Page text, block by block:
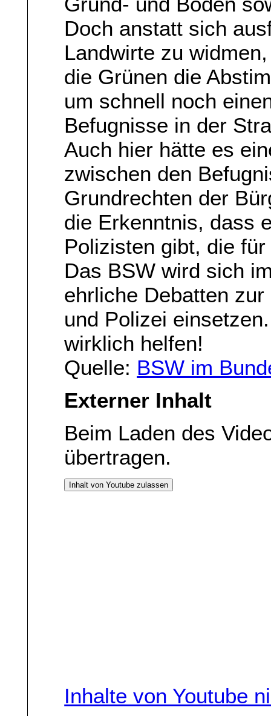
Doch anstatt sich
Landwirte zu
die Grünen die
um schnell noch
Befugnisse in der
Auch hier hätte es
zwischen den
Grundrechten der
die Erkenntnis, dass
Polizisten gibt, die
Das BSW wird sich
ehrliche Debatten
und Polizei
wirklich helfen!
Quelle: BSW im
Externer Inhalt
Beim Laden des
übertragen.
Inhalt von Youtube zulassen
Inhalte von Youtube